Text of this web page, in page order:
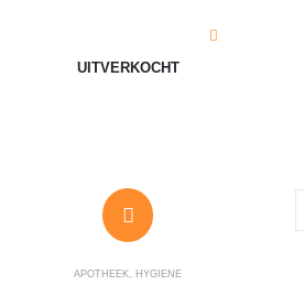
UITVERKOCHT
APOTHEEK, HYGIENE